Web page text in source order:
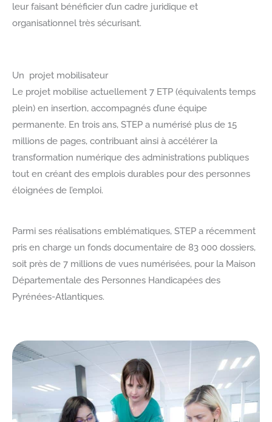
leur faisant bénéficier d’un cadre juridique et
organisationnel très sécurisant.
Un projet mobilisateur
Le projet mobilise actuellement 7 ETP (équivalents temps
plein) en insertion, accompagnés d’une équipe
permanente. En trois ans, STEP a numérisé plus de 15
millions de pages, contribuant ainsi à accélérer la
transformation numérique des administrations publiques
tout en créant des emplois durables pour des personnes
éloignées de l’emploi.
Parmi ses réalisations emblématiques, STEP a récemment
pris en charge un fonds documentaire de 83 000 dossiers,
soit près de 7 millions de vues numérisées, pour la Maison
Départementale des Personnes Handicapées des
Pyrénées-Atlantiques.